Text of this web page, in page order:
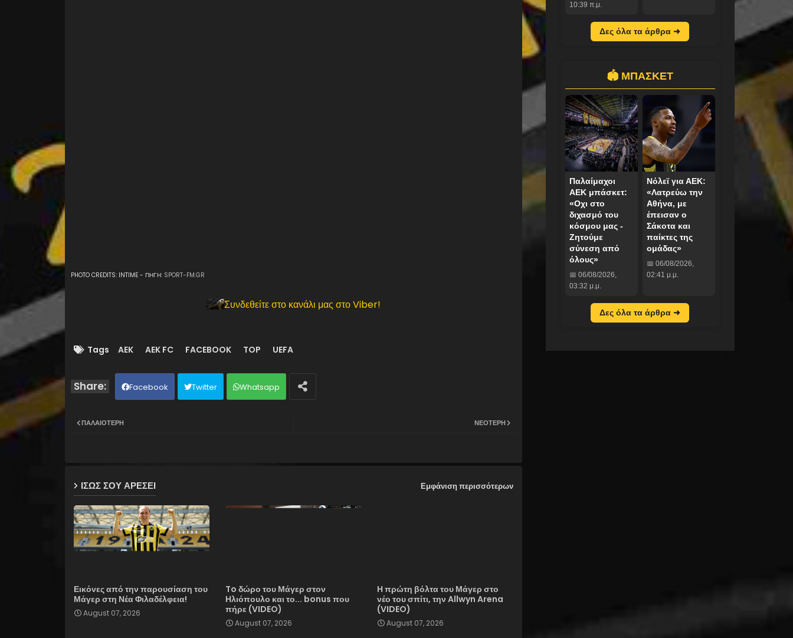
PHOTO CREDITS: INTIME - ΠΗΓΗ: SPORT-FM.GR
Συνδεθείτε στο κανάλι μας στο Viber!
Tags AEK AEK FC FACEBOOK TOP UEFA
Facebook Twitter Whatsapp
ΝΕΌΤΕΡΗ
ΠΑΛΑΙΌΤΕΡΗ
ΙΣΩΣ ΣΟΥ ΑΡΕΣΕΙ Εμφάνιση περισσότερων
Εικόνες από την παρουσίαση του
Μάγερ στη Νέα Φιλαδέλφεια!
August 07, 2026
To δώρο του Μάγερ στον
Ηλιόπουλο και το... bonus που
πήρε (VIDEO)
August 07, 2026
Η πρώτη βόλτα του Μάγερ στο
νέο του σπίτι, την Allwyn Arena
(VIDEO)
August 07, 2026
10:39 π.μ.
Δες όλα τα άρθρα ➜
🏟️ ΜΠΑΣΚΕΤ
Παλαίμαχοι
ΑΕΚ μπάσκετ:
«Οχι στο
διχασμό του
κόσμου μας -
Ζητούμε
σύνεση από
όλους»
📅 06/08/2026,
03:32 μ.μ.
Νόλεϊ για ΑΕΚ:
«Λατρεύω την
Αθήνα, με
έπεισαν ο
Σάκοτα και
παίκτες της
ομάδας»
📅 06/08/2026,
02:41 μ.μ.
Δες όλα τα άρθρα ➜